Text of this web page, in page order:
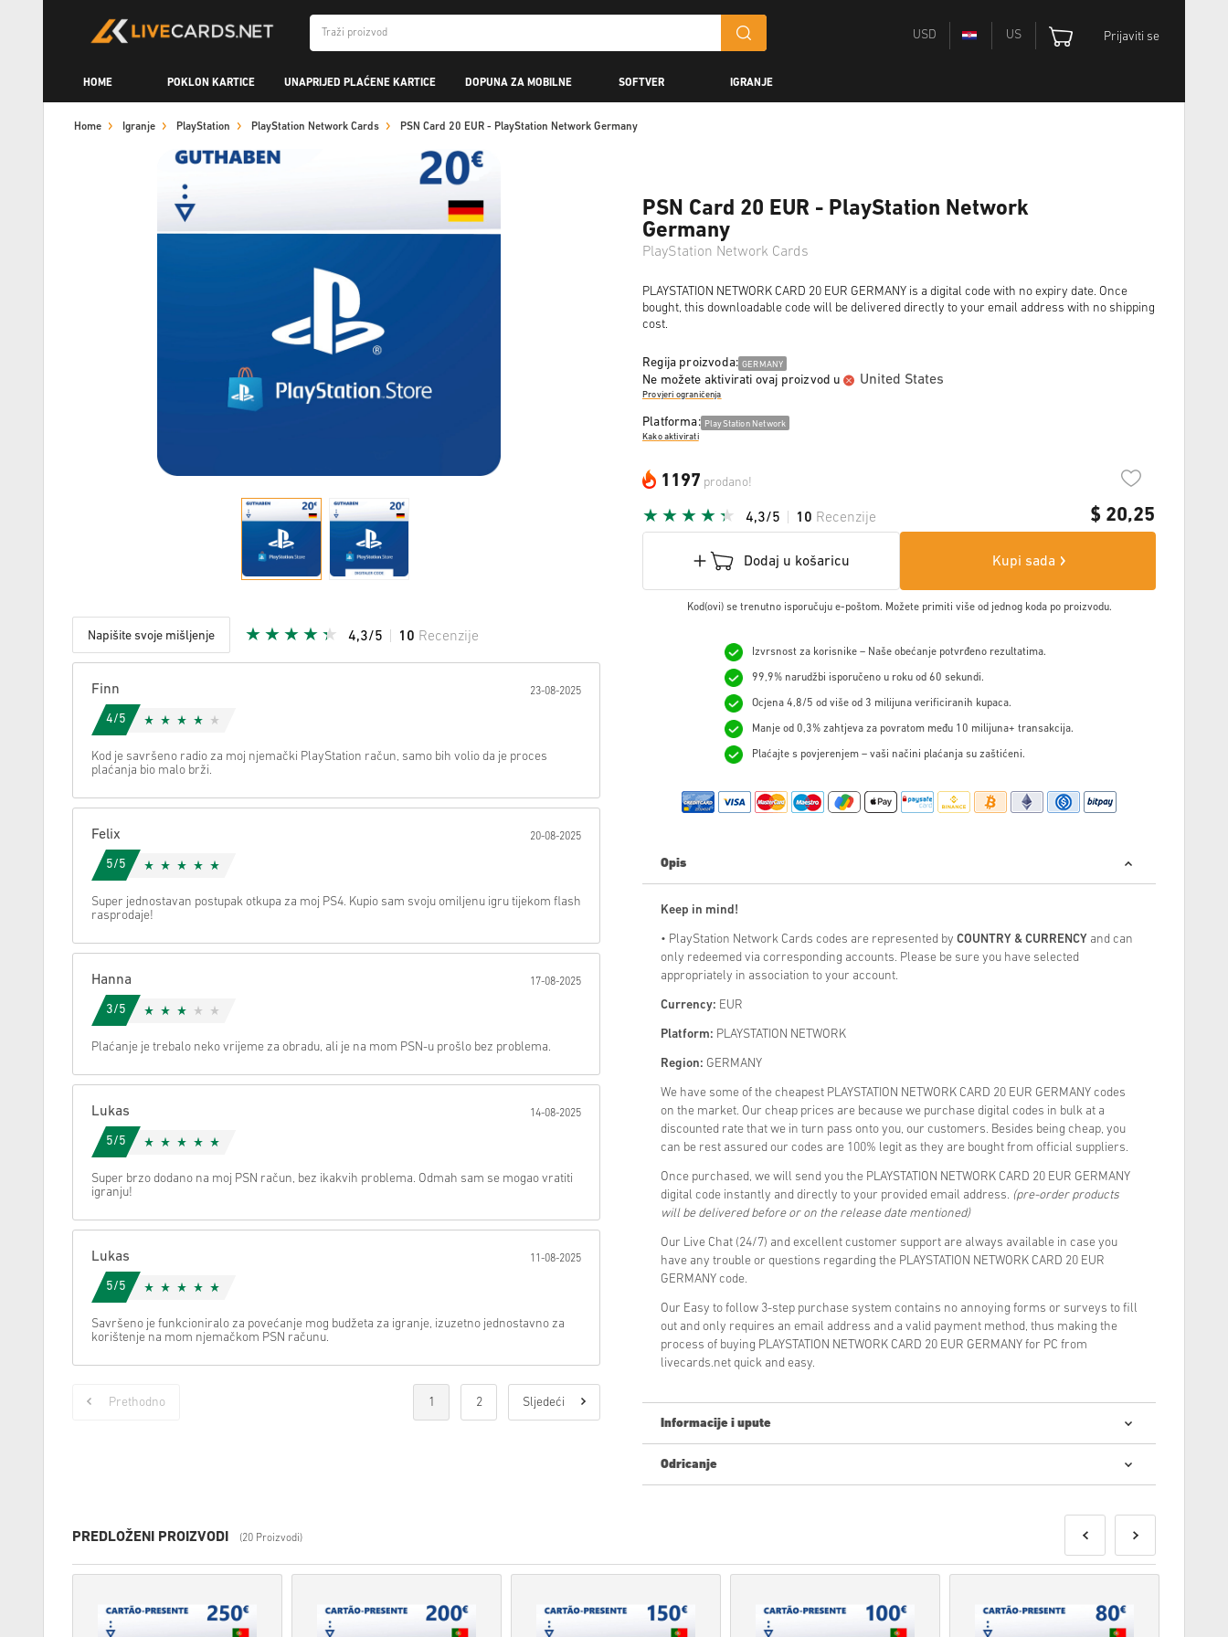
USD US Prijaviti se
HOME POKLON KARTICE UNAPRIJED PLAĆENE KARTICE DOPUNA ZA MOBILNE SOFTVER IGRANJE
Home Igranje PlayStation PlayStation Network Cards PSN Card 20 EUR - PlayStation Network Germany
Napišite svoje mišljenje 4,3/5 10 Recenzije
Možemo li vam pomoći oko nečega?
Finn 23-08-2025
4/5
Kod je savršeno radio za moj njemački PlayStation račun, samo bih volio da je proces
plaćanja bio malo brži.
Felix 20-08-2025
5/5
Super jednostavan postupak otkupa za moj PS4. Kupio sam svoju omiljenu igru tijekom flash
rasprodaje!
Hanna 17-08-2025
3/5
Plaćanje je trebalo neko vrijeme za obradu, ali je na mom PSN-u prošlo bez problema.
Lukas 14-08-2025
5/5
Super brzo dodano na moj PSN račun, bez ikakvih problema. Odmah sam se mogao vratiti
igranju!
Lukas 11-08-2025
5/5
Savršeno je funkcioniralo za povećanje mog budžeta za igranje, izuzetno jednostavno za
korištenje na mom njemačkom PSN računu.
Prethodno 1 2 Sljedeći
PSN Card 20 EUR - PlayStation Network
Germany
PlayStation Network Cards
PLAYSTATION NETWORK CARD 20 EUR GERMANY is a digital code with no expiry date. Once
bought, this downloadable code will be delivered directly to your email address with no shipping
cost.
Regija proizvoda: GERMANY
Ne možete aktivirati ovaj proizvod u United States
Provjeri ograničenja
Platforma: PlayStation Network
Kako aktivirati
1197 prodano!
$ 20,25
4,3/5 10 Recenzije
Dodaj u košaricu Kupi sada
Kod(ovi) se trenutno isporučuju e-poštom. Možete primiti više od jednog koda po proizvodu.
Izvrsnost za korisnike – Naše obećanje potvrđeno rezultatima.
99,9% narudžbi isporučeno u roku od 60 sekundi.
Ocjena 4,8/5 od više od 3 milijuna verificiranih kupaca.
Manje od 0,3% zahtjeva za povratom među 10 milijuna+ transakcija.
Plaćajte s povjerenjem – vaši načini plaćanja su zaštićeni.
Opis
Keep in mind!
• PlayStation Network Cards codes are represented by COUNTRY & CURRENCY and can
only redeemed via corresponding accounts. Please be sure you have selected
appropriately in association to your account.
Currency: EUR
Platform: PLAYSTATION NETWORK
Region: GERMANY
We have some of the cheapest PLAYSTATION NETWORK CARD 20 EUR GERMANY codes
on the market. Our cheap prices are because we purchase digital codes in bulk at a
discounted rate that we in turn pass onto you, our customers. Besides being cheap, you
can be rest assured our codes are 100% legit as they are bought from official suppliers.
Once purchased, we will send you the PLAYSTATION NETWORK CARD 20 EUR GERMANY
digital code instantly and directly to your provided email address. (pre-order products
will be delivered before or on the release date mentioned)
Our Live Chat (24/7) and excellent customer support are always available in case you
have any trouble or questions regarding the PLAYSTATION NETWORK CARD 20 EUR
GERMANY code.
Our Easy to follow 3-step purchase system contains no annoying forms or surveys to fill
out and only requires an email address and a valid payment method, thus making the
process of buying PLAYSTATION NETWORK CARD 20 EUR GERMANY for PC from
livecards.net quick and easy.
Informacije i upute
Novi na Livecards.net? Kupnja digitalnih kodova je brza i jednostavna:
Odricanje
Za više informacija pogledajte naša FAQ.
naš
Obrazac za kontakt.
Ove kodove za preuzimanje proizvodi razvojni programer igre i stoga su originalni.
PREDLOŽENI PROIZVODI (20 Proizvodi)